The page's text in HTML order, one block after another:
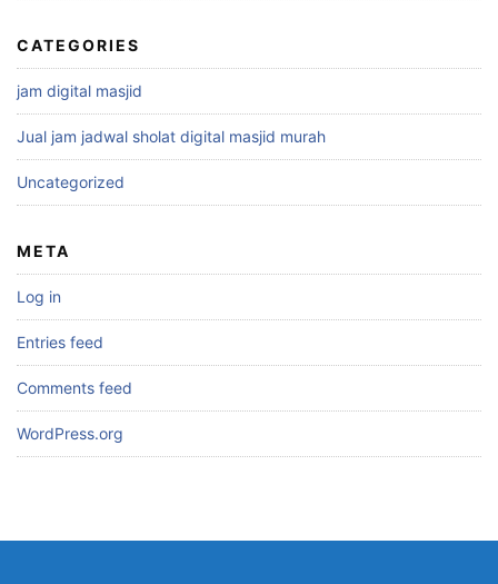
CATEGORIES
jam digital masjid
Jual jam jadwal sholat digital masjid murah
Uncategorized
META
Log in
Entries feed
Comments feed
WordPress.org